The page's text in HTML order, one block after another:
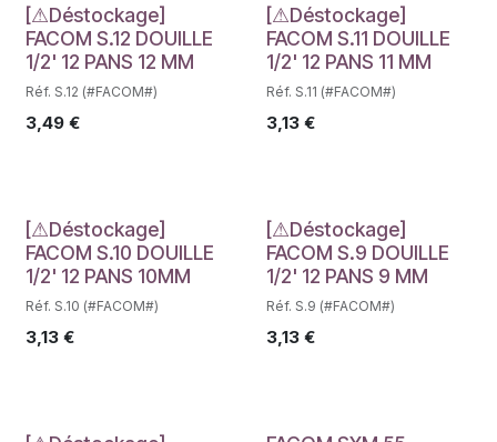
Déstockage
[⚠Déstockage]
FACOM S.12 DOUILLE
1/2' 12 PANS 12 MM
Réf. S.12 (#FACOM#)
3,49 €
Déstockage
[⚠Déstockage]
FACOM S.11 DOUILLE
1/2' 12 PANS 11 MM
Réf. S.11 (#FACOM#)
3,13€
Déstockage
[⚠Déstockage]
FACOM S.10 DOUILLE
1/2' 12 PANS 10MM
Réf. S.10 (#FACOM#)
3,13 €
Déstockage
[⚠Déstockage]
FACOM S.9 DOUILLE
1/2' 12 PANS 9 MM
Réf. S.9 (#FACOM#)
3,13€